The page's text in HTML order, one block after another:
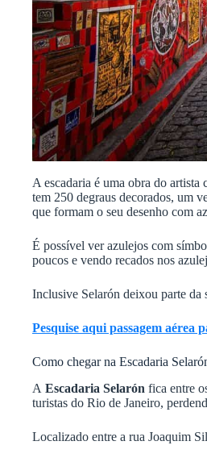
A escadaria é uma obra do
tem 250 degraus decorados, um
que formam o seu desenho com
É possível ver azulejos com
poucos e vendo recados nos
Inclusive Selarón deixou parte da
Pesquise aqui passagem aérea
Como chegar na Escadaria
A Escadaria Selarón fica entre
turistas do Rio de Janeiro,
Localizado entre a rua Joaquim